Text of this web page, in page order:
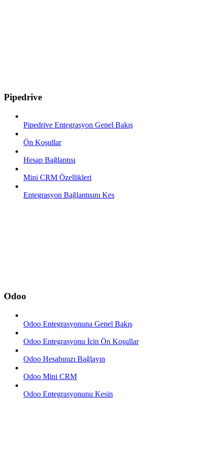
Pipedrive
Pipedrive Entegrasyon Genel Bakış
Ön Koşullar
Hesap Bağlantısı
Mini CRM Özellikleri
Entegrasyon Bağlantısını Kes
Odoo
Odoo Entegrasyonuna Genel Bakış
Odoo Entegrasyonu İçin Ön Koşullar
Odoo Hesabınızı Bağlayın
Odoo Mini CRM
Odoo Entegrasyonunu Kesin